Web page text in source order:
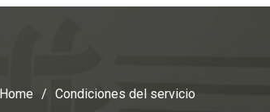
Home Condiciones del servicio